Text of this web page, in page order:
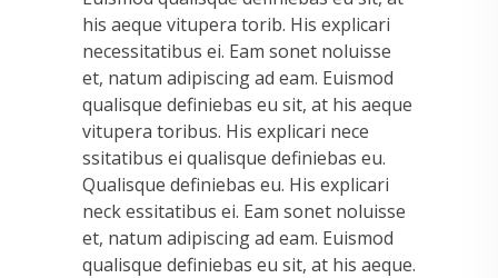
his aeque vitupera torib. His explicari
necessitatibus ei. Eam sonet noluisse
et, natum adipiscing ad eam. Euismod
qualisque definiebas eu sit, at his aeque
vitupera toribus. His explicari nece
ssitatibus ei qualisque definiebas eu.
Qualisque definiebas eu. His explicari
neck essitatibus ei. Eam sonet noluisse
et, natum adipiscing ad eam. Euismod
qualisque definiebas eu sit, at his aeque.